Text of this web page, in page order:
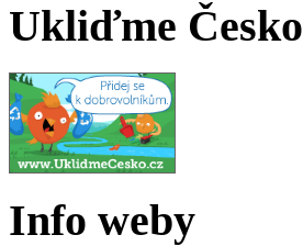
Ukliďme Česko
Info weby